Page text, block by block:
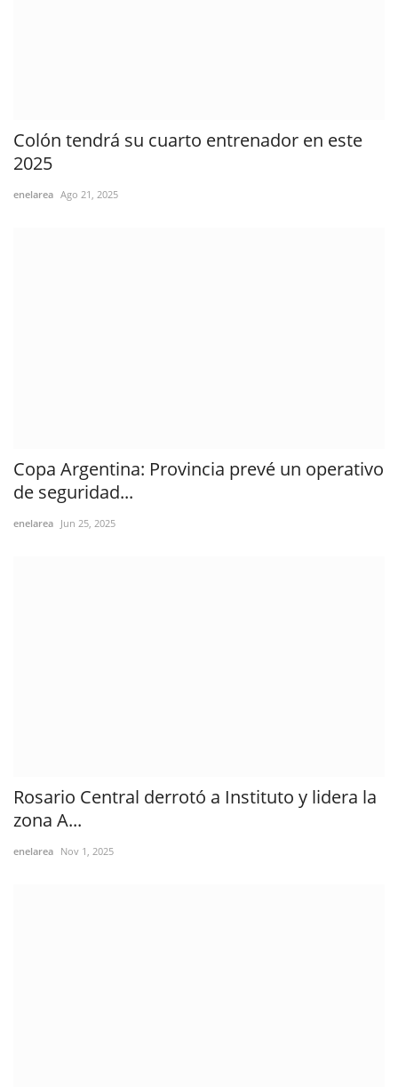
Colón tendrá su cuarto entrenador en este
2025
enelarea Ago 21, 2025
Copa Argentina: Provincia prevé un operativo
de seguridad...
enelarea Jun 25, 2025
Rosario Central derrotó a Instituto y lidera la
zona A...
enelarea Nov 1, 2025